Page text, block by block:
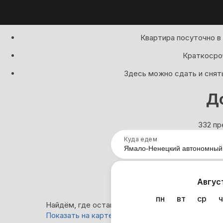
Квартира посуточно
Здесь можно сдать и
332
Куда едем
пн
вт ср
Найдём, где остановиться : 332 варианта
Показать на карте